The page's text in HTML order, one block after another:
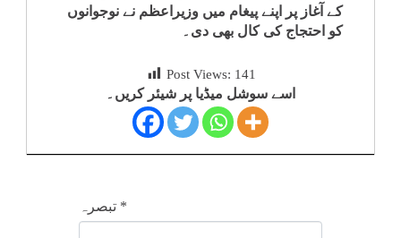
کے آغاز پر اپنے پیغام میں وزیراعظم نے نوجوانوں
کو احتجاج کی کال بھی دی۔
Post Views: 141
اسے سوشل میڈیا پر شیئر کریں۔
تبصرہ *